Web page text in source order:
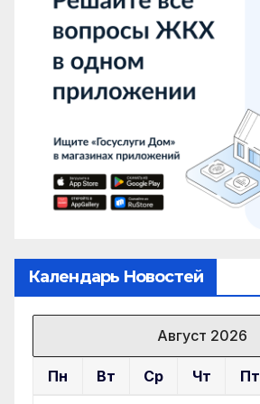
Календарь Новостей
Август 2026
Пн Вт Ср Чт Пт